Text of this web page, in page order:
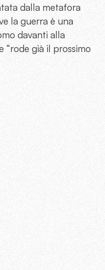
dalla metafora
la guerra è una
davanti alla
“rode già il prossimo